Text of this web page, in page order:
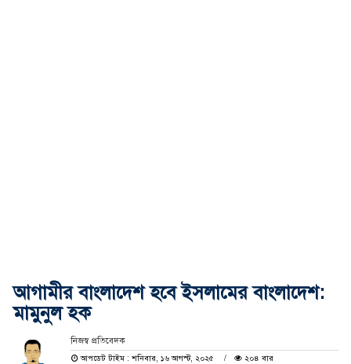
আগামীর বাংলাদেশ হবে ইসলামের বাংলাদেশ:
মামুনুল হক
নিজস্ব প্রতিবেদক
আপডেট টাইম : শনিবার, ১৬ আগস্ট, ২০২৫
২০৪ বার